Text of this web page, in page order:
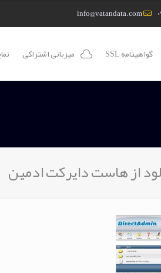
info@vatandata.com
گواهینامه SSL میزبانی اشتراکی
از هاست دایرکت ادمین